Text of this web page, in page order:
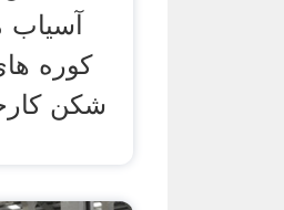
آسیاب
کوره
شکن